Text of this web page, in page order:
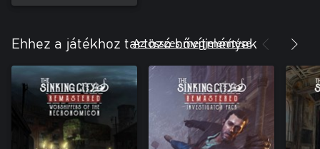
Ehhez a játékhoz tartozó bővítmények
Az összes megjelenítése